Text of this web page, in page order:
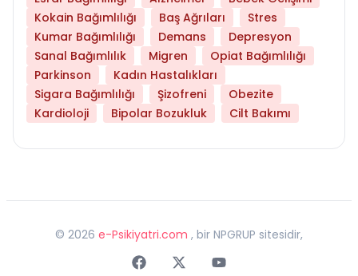
Kokain Bağımlılığı
Baş Ağrıları
Stres
Kumar Bağımlılığı
Demans
Depresyon
Sanal Bağımlılık
Migren
Opiat Bağımlılığı
Parkinson
Kadın Hastalıkları
Sigara Bağımlılığı
Şizofreni
Obezite
Kardioloji
Bipolar Bozukluk Cilt Bakımı
© 2026 e-Psikiyatri.com , bir NPGRUP sitesidir,